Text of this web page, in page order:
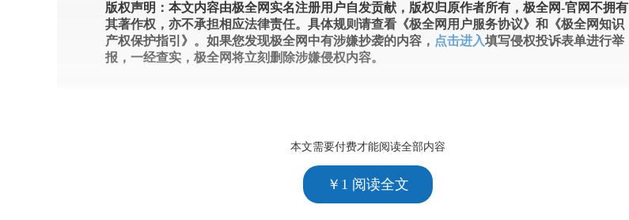
版权声明：本文内容由极全网实名注册用户自发贡献，版权归原作者所有，极全网-官网不拥有
其著作权，亦不承担相应法律责任。具体规则请查看《极全网用户服务协议》和《极全网知识
产权保护指引》。如果您发现极全网中有涉嫌抄袭的内容， 点击进入填写侵权投诉表单进行举
报，一经查实，极全网将立刻删除涉嫌侵权内容。
本文需要付费才能阅读全部内容
￥1 阅读全文